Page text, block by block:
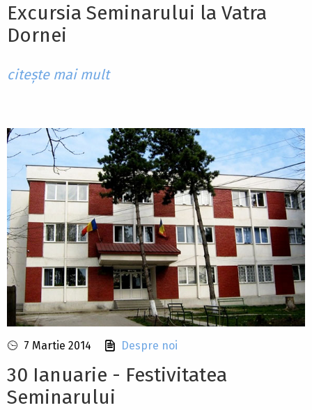
Excursia Seminarului la Vatra
Dornei
citește mai mult
7 Martie 2014 Despre noi
30 Ianuarie - Festivitatea
Seminarului